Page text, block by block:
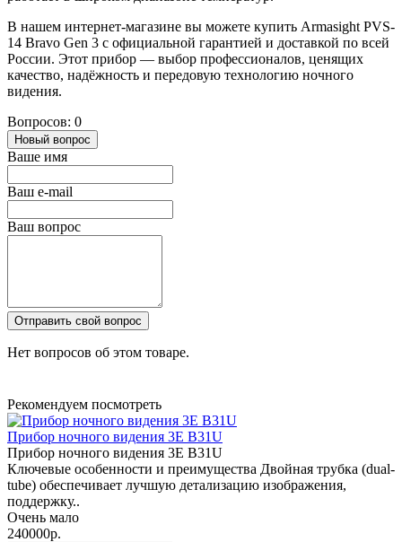
В нашем интернет-магазине вы можете купить Armasight PVS-
14 Bravo Gen 3 с официальной гарантией и доставкой по всей
России. Этот прибор — выбор профессионалов, ценящих
качество, надёжность и передовую технологию ночного
видения.
Вопросов: 0
Новый вопрос
Ваше имя
Ваш e-mail
Ваш вопрос
Отправить свой вопрос
Нет вопросов об этом товаре.
Рекомендуем посмотреть
Прибор ночного видения 3E B31U
Прибор ночного видения 3E B31U
Ключевые особенности и преимущества Двойная трубка (dual-
tube) обеспечивает лучшую детализацию изображения,
поддержку..
Очень мало
240000р.